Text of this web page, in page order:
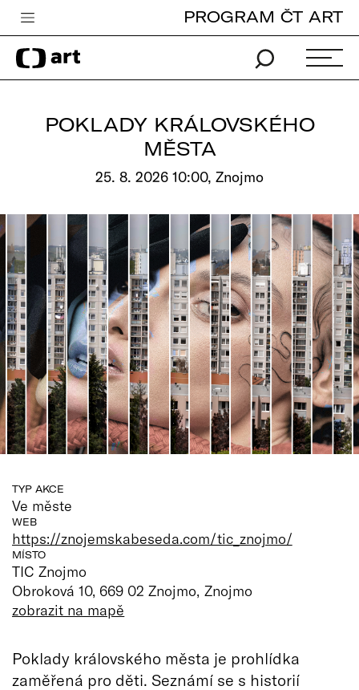
Česká televize
Zpravodajství
Vše o ČT
PROGRAM ČT ART
POKLADY KRÁLOVSKÉHO
MĚSTA
25. 8. 2026 10:00, Znojmo
TYP AKCE
Ve měste
WEB
https://znojemskabeseda.com/tic_znojmo/
MÍSTO
TIC Znojmo
Obroková 10, 669 02 Znojmo, Znojmo
zobrazit na mapě
Poklady královského města je prohlídka
zaměřená pro děti. Seznámí se s historií